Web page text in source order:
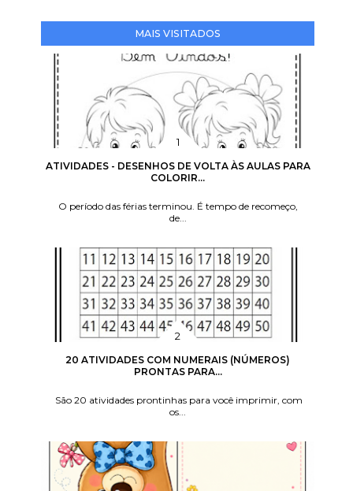
MAIS VISITADOS
ATIVIDADES - DESENHOS DE VOLTA ÀS AULAS PARA
COLORIR...
O período das férias terminou. É tempo de recomeço,
de...
20 ATIVIDADES COM NUMERAIS (NÚMEROS)
PRONTAS PARA...
São 20 atividades prontinhas para você imprimir, com
os...